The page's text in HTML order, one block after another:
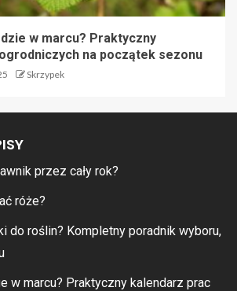
w marcu? Praktyczny
na początek sezonu
Skrzypek
przez cały rok?
róże?
do roślin? Kompletny poradnik wyboru,
w marcu? Praktyczny kalendarz prac